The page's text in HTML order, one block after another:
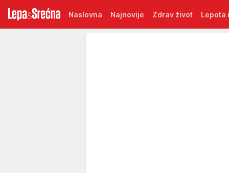
Naslovna Najnovije Zdrav život Lepota